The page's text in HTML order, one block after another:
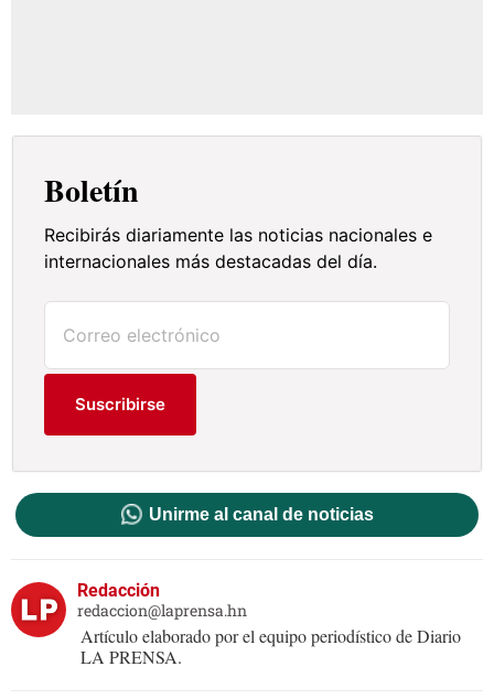
Boletín
Recibirás diariamente las noticias nacionales e
internacionales más destacadas del día.
Suscribirse
Unirme al canal de noticias
Redacción
redaccion@laprensa.hn
Artículo elaborado por el equipo periodístico de Diario
LA PRENSA.